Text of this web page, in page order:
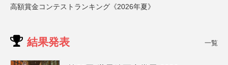
高額賞金コンテストランキング《2026年夏》
結果発表 一覧